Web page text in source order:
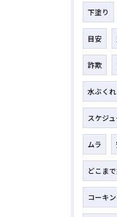
下塗り
目安
詐欺
水ぶくれ
スケジ
ムラ
どこま
コーキ